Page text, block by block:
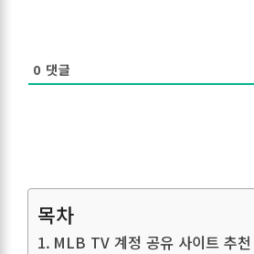
0 댓글
목차
MLB TV 계정 공유 사이트 추천